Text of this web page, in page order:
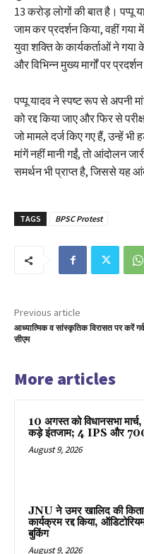
13 करोड़ लोगों की बात है। पप्पू
जाम कर प्रदर्शन किया, वहीं गया
युवा शक्ति के कार्यकर्ताओं ने
और विभिन्न मुख्य मार्गों पर
पप्पू यादव ने स्पष्ट रूप से अपनी
को रद्द किया जाए और फिर से
जो मामले दर्ज किए गए हैं, उन्हें भी
मांगें नहीं मानी गईं, तो आंदोलन
समर्थन भी प्राप्त है, जिससे यह
TAGS BPSC Protest
Previous article
आध्यात्मिक व सांस्कृतिक विरासत पर करें
सीएम
More articles
10 अगस्त को विधानसभा मार्च,
कड़े इंतजाम; 4 IPS और 700
August 9, 2026
JNU ने उमर खालिद की
कार्यक्रम रद्द किया,
बुकिंग
August 9, 2026